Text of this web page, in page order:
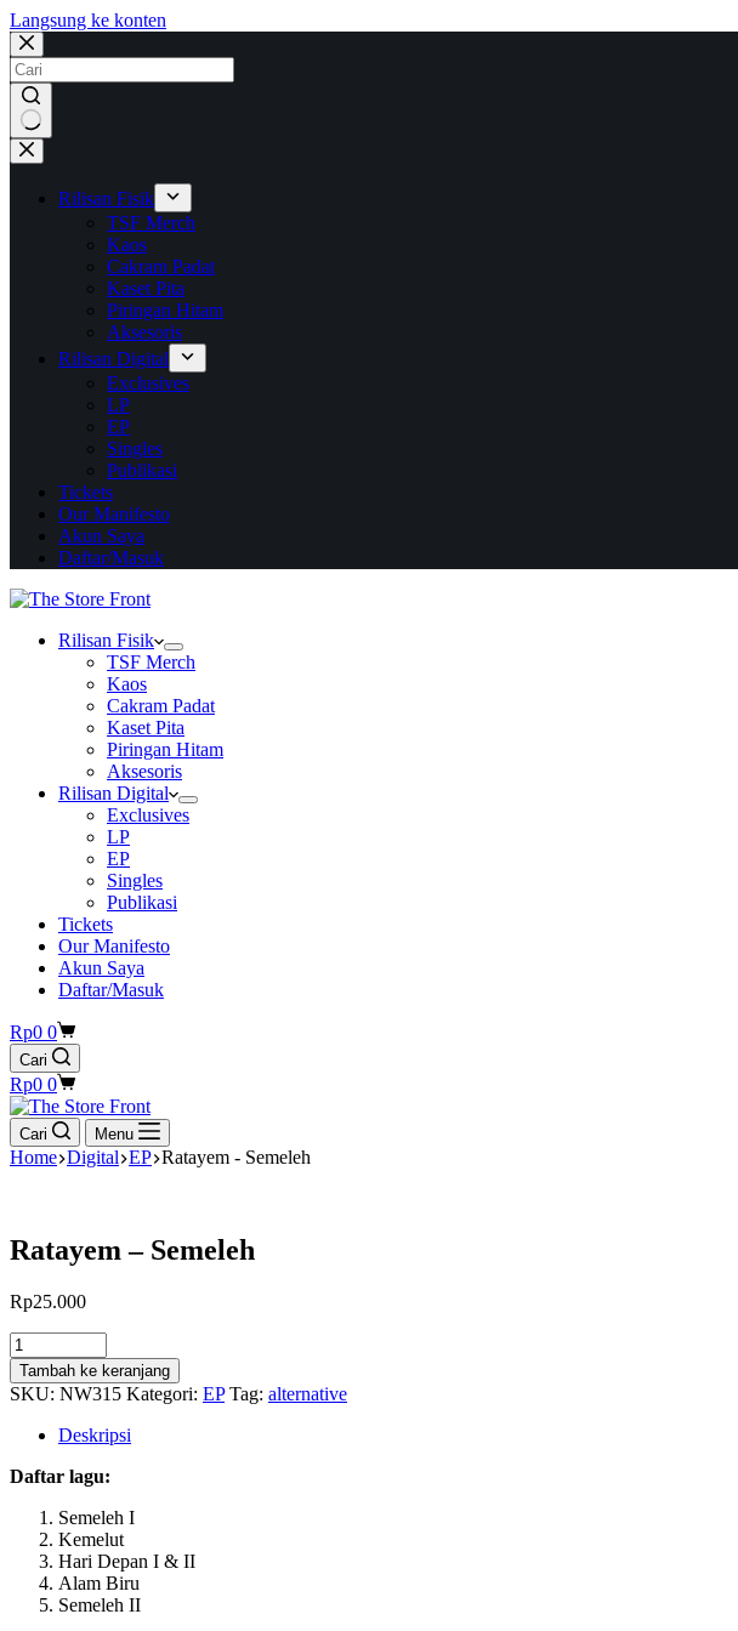
Langsung ke konten
No
results
Rilisan Fisik
TSF Merch
Kaos
Cakram Padat
Kaset Pita
Piringan Hitam
Aksesoris
Rilisan Digital
Exclusives
LP
EP
Singles
Publikasi
Tickets
Our Manifesto
Akun Saya
Daftar/Masuk
Rilisan Fisik
TSF Merch
Kaos
Cakram Padat
Kaset Pita
Piringan Hitam
Aksesoris
Rilisan Digital
Exclusives
LP
EP
Singles
Publikasi
Tickets
Our Manifesto
Akun Saya
Daftar/Masuk
Shopping
cart
Rp0 0
Cari
Shopping
cart
Rp0 0
Cari Menu
Home Digital EP Ratayem - Semeleh
Ratayem – Semeleh
Rp25.000
Kuantitas
Ratayem
-
Semeleh
Tambah ke keranjang
SKU: NW315 Kategori: EP Tag: alternative
Deskripsi
Daftar lagu:
Semeleh I
Kemelut
Hari Depan I & II
Alam Biru
Semeleh II